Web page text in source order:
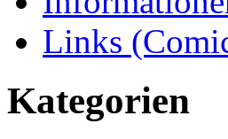
Links
Kategorien